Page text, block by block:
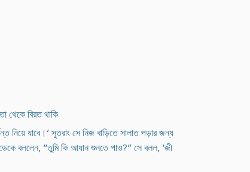
থেকে বিরত থাকি
যাবে।’ সুতরাং সে নিজ বাড়িতে সালাত পড়ার জন্য
বললেন, ‘‘তুমি কি আযান শুনতে পাও?’’ সে বলল, ‘জী